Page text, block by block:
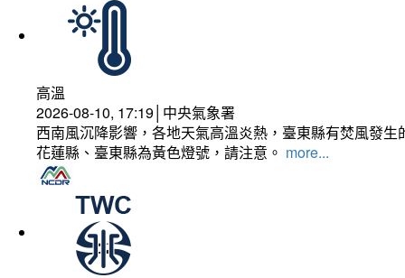
高溫
2026-08-10, 17:19│中央氣象署
西南風沉降影響，各地天氣高溫炎熱，臺東縣有焚風發
花蓮縣、臺東縣為黃色燈號，請注意。 more...